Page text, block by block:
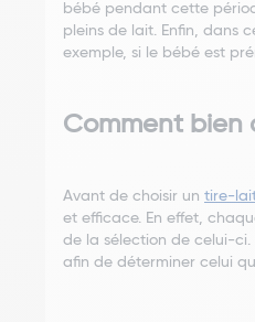
bébé pendant cette
pleins de lait. Enfin, dans
exemple, si le bébé est
Comment bien
Avant de choisir untire-
et efficace. En effet,
de la sélection de celui-ci.
afin de déterminer celui